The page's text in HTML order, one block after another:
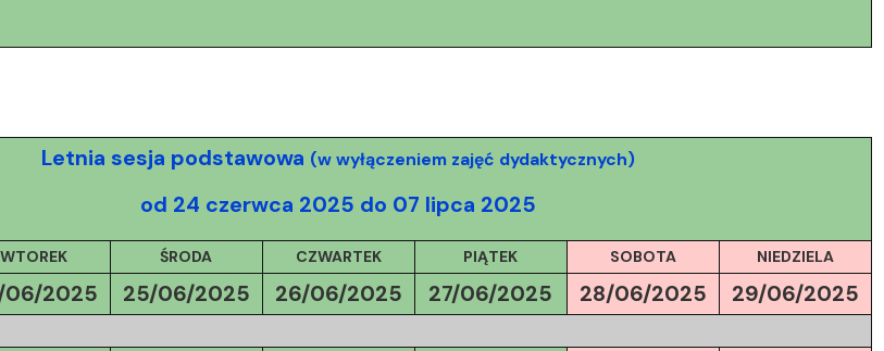
Letnia sesja podstawowa (w wyłączeniem zajęć dydaktycznych)
od 24 czerwca 2025 do 07 lipca 2025
WTOREK ŚRODA CZWARTEK PIĄTEK SOBOTA NIEDZIELA
06/2025 25/06/2025 26/06/2025 27/06/2025 28/06/2025 29/06/2025